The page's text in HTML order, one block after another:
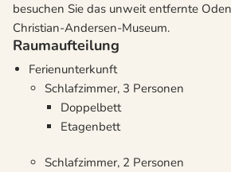
besuchen Sie das unweit entfernte
Christian-Andersen-Museum.
Raumaufteilung
Ferienunterkunft
Schlafzimmer, 3 Personen
Doppelbett
Etagenbett
Schlafzimmer, 2 Personen